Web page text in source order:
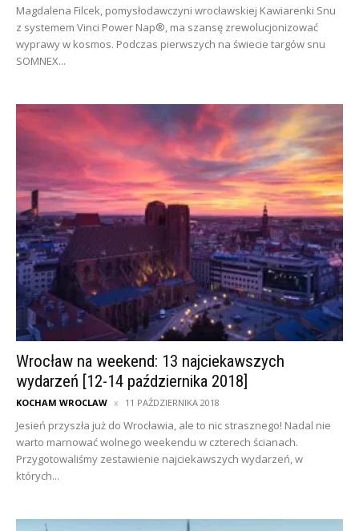
Magdalena Filcek, pomysłodawczyni wrocławskiej Kawiarenki Snu
z systemem Vinci Power Nap®, ma szansę zrewolucjonizować
wyprawy w kosmos. Podczas pierwszych na świecie targów snu
SOMNEX...
Wrocław na weekend: 13 najciekawszych
wydarzeń [12-14 października 2018]
KOCHAM WROCLAW 11 PAŹDZIERNIKA 2018
Jesień przyszła już do Wrocławia, ale to nic strasznego! Nadal nie
warto marnować wolnego weekendu w czterech ścianach.
Przygotowaliśmy zestawienie najciekawszych wydarzeń, w
których...